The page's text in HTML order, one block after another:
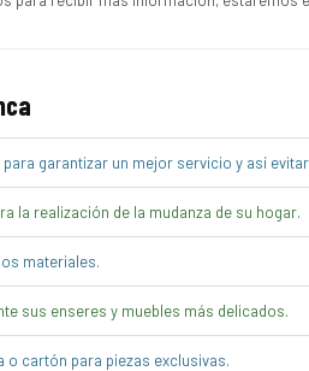
garantizar un mejor servicio y así
la realización de la mudanza de su hogar.
materiales.
sus enseres y muebles más delicados.
o cartón para piezas exclusivas.